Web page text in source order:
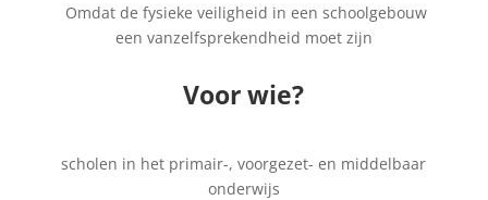
Omdat de fysieke veiligheid in een schoolgebouw
een vanzelfsprekendheid moet zijn
Voor wie?
scholen in het primair-, voorgezet- en middelbaar
onderwijs